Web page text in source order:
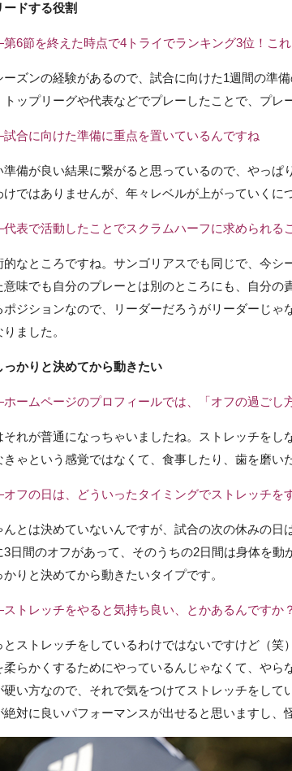
ドする役割
6節を終えた時点で4トライでランキング3位！これ
ーズンの経験があるので、試合に向けた1週間の準
トップリーグや代表などでプレーしたことで、プレ
合に向けた準備に重点を置いているんですね
準備が良い結果に繋がると思っているので、やっ
けではありませんが、年々レベルが上がっていくに
表で活動したことでスクラムハーフに求められる
的なところですね。サンゴリアスでも同じで、今
意味でも自分のプレーとは別のところにも、自分
ポジションなので、リーダーだろうがリーダーじ
りました。
かりと決めてから動きたい
ームページのプロフィールでは、「オフの過ごし
それが普通になっちゃいましたね。ストレッチを
きゃという感覚ではなくて、食事したり、歯を磨い
フの日は、どういったタイミングでストレッチを
んとは決めていないんですが、試合の次の休みの日
3日間のオフがあって、そのうちの2日間は身体を動
かりと決めてから動きたいタイプです。
トレッチをやると気持ち良い、とかあるんですか？
とストレッチをしているわけではないですけど（
柔らかくするためにやっているんじゃなくて、や
硬い方なので、それで気をつけてストレッチをし
絶対に良いパフォーマンスが出せると思いますし、